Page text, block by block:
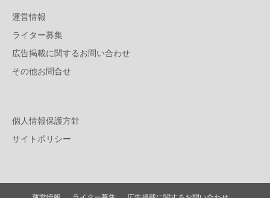
運営情報
ライター募集
広告掲載に関するお問い合わせ
その他お問合せ
個人情報保護方針
サイトポリシー